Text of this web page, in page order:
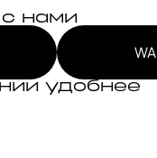
с нами
WA
удобнее